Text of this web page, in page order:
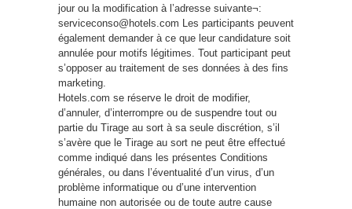
jour ou la modification à l’adresse suivante¬:
serviceconso@hotels.com Les participants peuvent
également demander à ce que leur candidature soit
annulée pour motifs légitimes. Tout participant peut
s’opposer au traitement de ses données à des fins
marketing.
Hotels.com se réserve le droit de modifier,
d’annuler, d’interrompre ou de suspendre tout ou
partie du Tirage au sort à sa seule discrétion, s’il
s’avère que le Tirage au sort ne peut être effectué
comme indiqué dans les présentes Conditions
générales, ou dans l’éventualité d’un virus, d’un
problème informatique ou d’une intervention
humaine non autorisée ou de toute autre cause